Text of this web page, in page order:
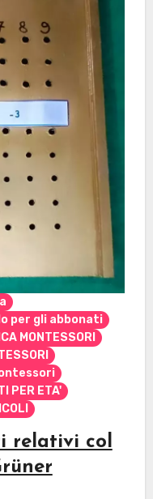
per gli abbonati
MONTESSORI
PER ETA'
relativi col